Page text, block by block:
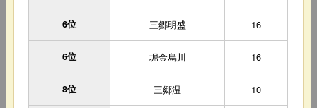
6位 三郷明盛 16
6位 堀金烏川 16
8位 三郷温 10